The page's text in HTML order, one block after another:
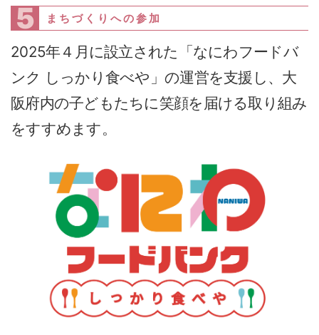
5 まちづくりへの参加
2025年４月に設立された「なにわフードバ
ンク しっかり食べや」の運営を支援し、大
阪府内の子どもたちに笑顔を届ける取り組み
をすすめます。